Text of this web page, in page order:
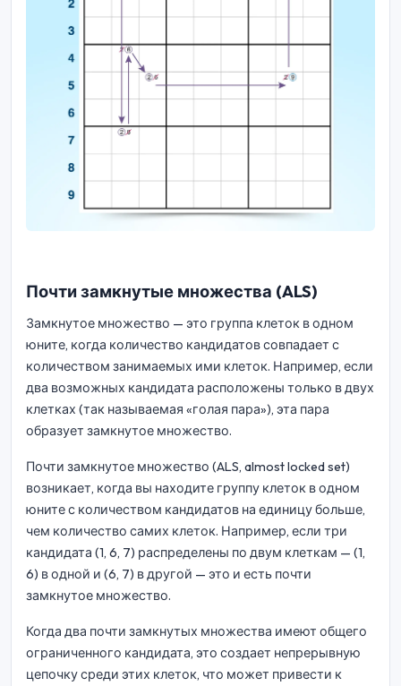
Почти замкнутые множества (ALS)
Замкнутое множество — это группа клеток в одном
юните, когда количество кандидатов совпадает с
количеством занимаемых ими клеток. Например, если
два возможных кандидата расположены только в двух
клетках (так называемая «голая пара»), эта пара
образует замкнутое множество.
Почти замкнутое множество (ALS, almost locked set)
возникает, когда вы находите группу клеток в одном
юните с количеством кандидатов на единицу больше,
чем количество самих клеток. Например, если три
кандидата (1, 6, 7) распределены по двум клеткам — (1,
6) в одной и (6, 7) в другой — это и есть почти
замкнутое множество.
Когда два почти замкнутых множества имеют общего
ограниченного кандидата, это создает непрерывную
цепочку среди этих клеток, что может привести к